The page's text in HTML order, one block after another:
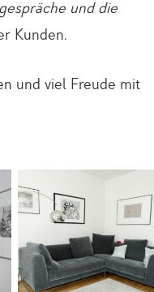
und die
Kunden.
und viel Freude mit